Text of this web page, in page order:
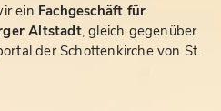
ein Fachgeschäft für
Altstadt, gleich gegenüber
der Schottenkirche von St.